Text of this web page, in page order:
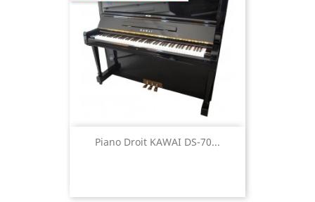
Piano Droit KAWAI DS-70...